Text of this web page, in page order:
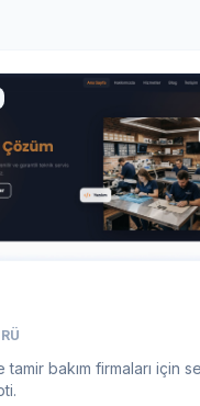
bakım firmaları için